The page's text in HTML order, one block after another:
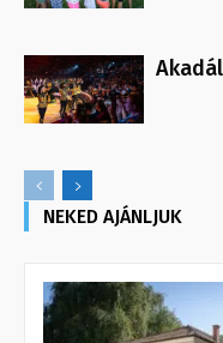
NEKED AJÁNLJUK